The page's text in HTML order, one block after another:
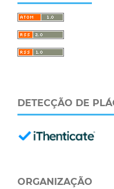
DETECÇÃO DE
ORGANIZAÇÃO